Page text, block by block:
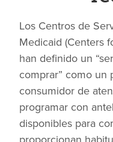
Los Centros de
Medicaid (Centers
han definido un
comprar” como un
consumidor de
programar con
disponibles para